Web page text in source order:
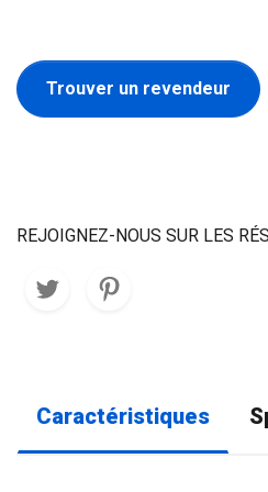
Trouver un revendeur
REJOIGNEZ-NOUS SUR LES
Caractéristiques